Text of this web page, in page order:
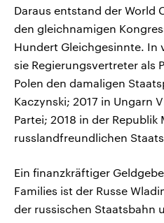
Daraus entstand der World
den gleichnamigen
Hundert Gleichgesinnte. In
sie Regierungsvertreter als
Polen den damaligen
Kaczynski; 2017 in Ungarn
Partei; 2018 in der
russlandfreundlichen
Ein finanzkräftiger
Families ist der Russe
der russischen Staatsbahn